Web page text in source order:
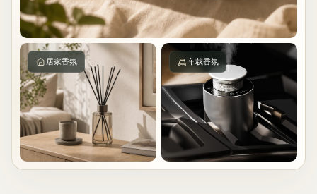
居家香氛 车载香氛